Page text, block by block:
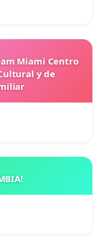
Miami Centro
y de